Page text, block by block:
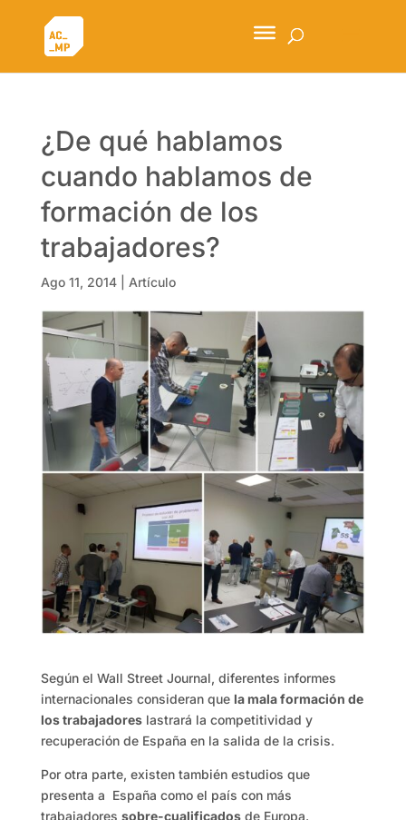
¿De qué hablamos
cuando hablamos de
formación de los
trabajadores?
Ago 11, 2014| Artículo
Según el Wall Street Journal, diferentes informes
internacionales consideran que la mala formación de
los trabajadoreslastrará la competitividad y
recuperación de España en la salida de la crisis.
Por otra parte, existen también estudios que
presenta a España como el país con más
trabajadores sobre-cualificadosde Europa.